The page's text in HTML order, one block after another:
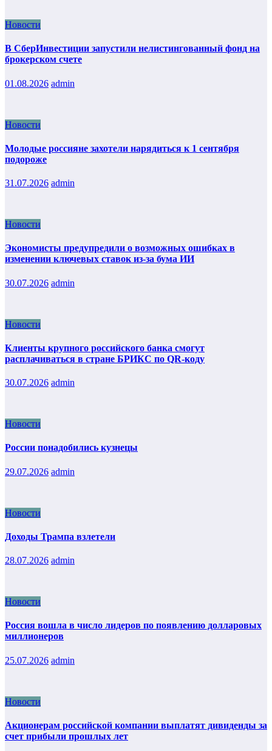
Новости
В СберИнвестиции запустили нелистингованный фонд на
брокерском счете
01.08.2026 admin
Новости
Молодые россияне захотели нарядиться к 1 сентября
подороже
31.07.2026 admin
Новости
Экономисты предупредили о возможных ошибках в
изменении ключевых ставок из-за бума ИИ
30.07.2026 admin
Новости
Клиенты крупного российского банка смогут
расплачиваться в стране БРИКС по QR-коду
30.07.2026 admin
Новости
России понадобились кузнецы
29.07.2026 admin
Новости
Доходы Трампа взлетели
28.07.2026 admin
Новости
Россия вошла в число лидеров по появлению долларовых
миллионеров
25.07.2026 admin
Новости
Акционерам российской компании выплатят дивиденды за
счет прибыли прошлых лет